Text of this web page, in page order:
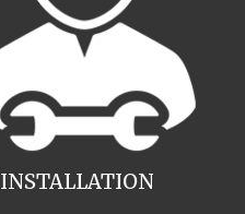
INSTALLATION